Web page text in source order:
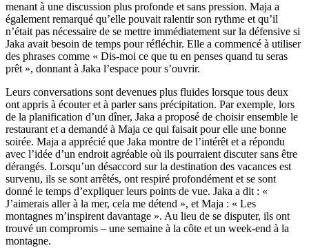
menant à une discussion plus profonde et sans pression. Maja a
également remarqué qu’elle pouvait ralentir son rythme et qu’il
n’était pas nécessaire de se mettre immédiatement sur la défensive si
Jaka avait besoin de temps pour réfléchir. Elle a commencé à utiliser
des phrases comme « Dis-moi ce que tu en penses quand tu seras
prêt », donnant à Jaka l’espace pour s’ouvrir.
Leurs conversations sont devenues plus fluides lorsque tous deux
ont appris à écouter et à parler sans précipitation. Par exemple, lors
de la planification d’un dîner, Jaka a proposé de choisir ensemble le
restaurant et a demandé à Maja ce qui faisait pour elle une bonne
soirée. Maja a apprécié que Jaka montre de l’intérêt et a répondu
avec l’idée d’un endroit agréable où ils pourraient discuter sans être
dérangés. Lorsqu’un désaccord sur la destination des vacances est
survenu, ils se sont arrêtés, ont respiré profondément et se sont
donné le temps d’expliquer leurs points de vue. Jaka a dit : «
J’aimerais aller à la mer, cela me détend », et Maja : « Les
montagnes m’inspirent davantage ». Au lieu de se disputer, ils ont
trouvé un compromis – une semaine à la côte et un week-end à la
montagne.